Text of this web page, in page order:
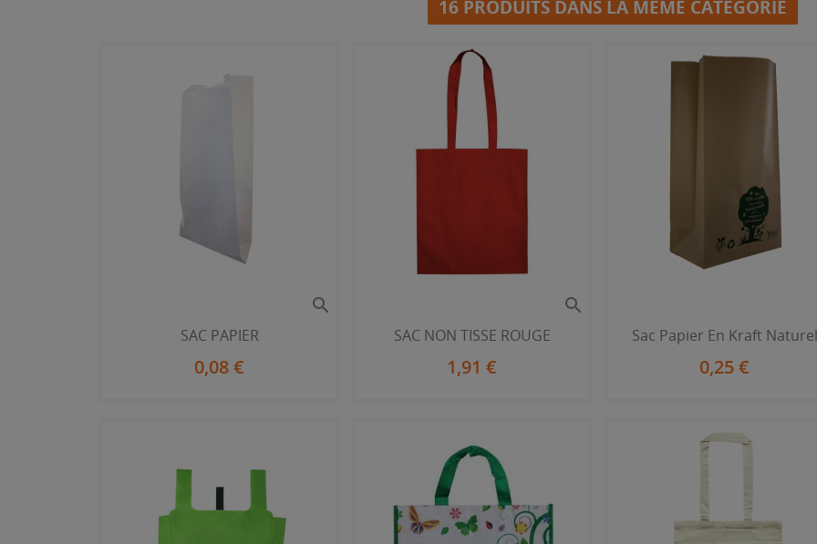
16 PRODUITS DANS LA MÊME CATÉGORIE
SAC PAPIER
0,08 €

SAC NON TISSE ROUGE
1,91 €

Sac Papier En Kraft Naturel
0,25 €